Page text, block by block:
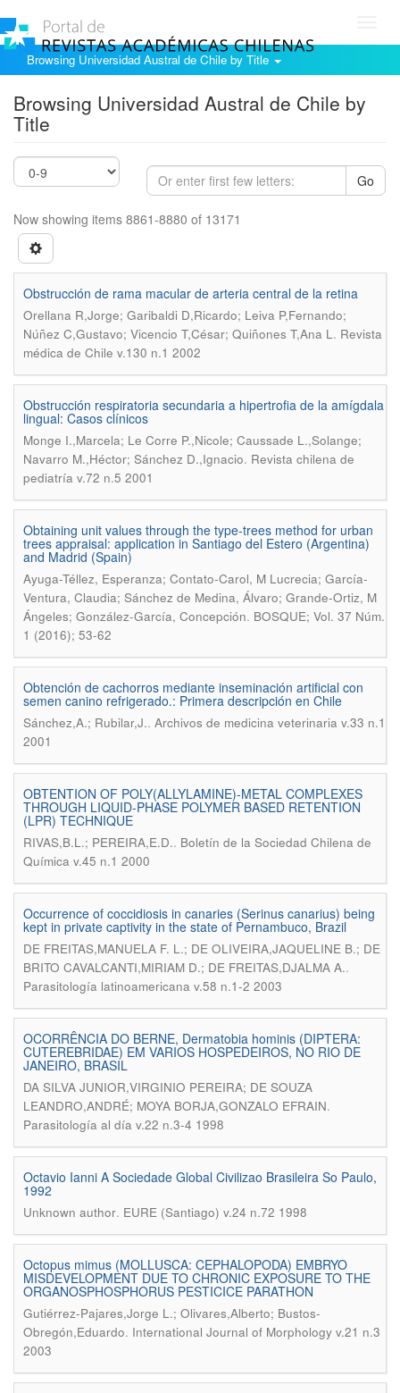
Browsing Universidad Austral de Chile by Title
Browsing Universidad Austral de Chile by
Title
Go
Now showing items 8861-8880 of 13171
Obstrucción de rama macular de arteria central de la retina
Orellana R,Jorge; Garibaldi D,Ricardo; Leiva P,Fernando;
Núñez C,Gustavo; Vicencio T,César; Quiñones T,Ana L. Revista
médica de Chile v.130 n.1 2002
Obstrucción respiratoria secundaria a hipertrofia de la amígdala
lingual: Casos clínicos
Monge I.,Marcela; Le Corre P.,Nicole; Caussade L.,Solange;
Navarro M.,Héctor; Sánchez D.,Ignacio. Revista chilena de
pediatría v.72 n.5 2001
Obtaining unit values through the type-trees method for urban
trees appraisal: application in Santiago del Estero (Argentina)
and Madrid (Spain)
Ayuga-Téllez, Esperanza; Contato-Carol, M Lucrecia; García-
Ventura, Claudia; Sánchez de Medina, Álvaro; Grande-Ortiz, M
Ángeles; González-García, Concepción. BOSQUE; Vol. 37 Núm.
1 (2016); 53-62
Obtención de cachorros mediante inseminación artificial con
semen canino refrigerado.: Primera descripción en Chile
Sánchez,A.; Rubilar,J.. Archivos de medicina veterinaria v.33 n.1
2001
OBTENTION OF POLY(ALLYLAMINE)-METAL COMPLEXES
THROUGH LIQUID-PHASE POLYMER BASED RETENTION
(LPR) TECHNIQUE
RIVAS,B.L.; PEREIRA,E.D.. Boletín de la Sociedad Chilena de
Química v.45 n.1 2000
Occurrence of coccidiosis in canaries (Serinus canarius) being
kept in private captivity in the state of Pernambuco, Brazil
DE FREITAS,MANUELA F. L.; DE OLIVEIRA,JAQUELINE B.; DE
BRITO CAVALCANTI,MIRIAM D.; DE FREITAS,DJALMA A..
Parasitología latinoamericana v.58 n.1-2 2003
OCORRÊNCIA DO BERNE, Dermatobia hominis (DIPTERA:
CUTEREBRIDAE) EM VARIOS HOSPEDEIROS, NO RIO DE
JANEIRO, BRASIL
DA SILVA JUNIOR,VIRGINIO PEREIRA; DE SOUZA
LEANDRO,ANDRÉ; MOYA BORJA,GONZALO EFRAIN.
Parasitología al día v.22 n.3-4 1998
Octavio Ianni A Sociedade Global Civilizao Brasileira So Paulo,
1992
Unknown author. EURE (Santiago) v.24 n.72 1998
Octopus mimus (MOLLUSCA: CEPHALOPODA) EMBRYO
MISDEVELOPMENT DUE TO CHRONIC EXPOSURE TO THE
ORGANOSPHOSPHORUS PESTICICE PARATHON
Gutiérrez-Pajares,Jorge L.; Olivares,Alberto; Bustos-
Obregón,Eduardo. International Journal of Morphology v.21 n.3
2003